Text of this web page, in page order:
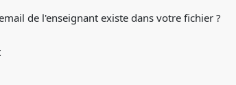
de l'enseignant existe dans votre fichier ?